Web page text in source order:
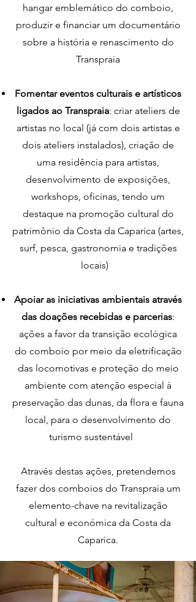
hangar emblemático do comboio,
produzir e financiar um documentário
sobre a história e renascimento do
Transpraia
Fomentar eventos culturais e artísticos
ligados ao Transpraia: criar ateliers de
artistas no local (já com dois artistas e
dois ateliers instalados), criação de
uma residência para artistas,
desenvolvimento de exposições,
workshops, oficinas, tendo um
destaque na promoção cultural do
patrimônio da Costa da Caparica (artes,
surf, pesca, gastronomia e tradições
locais)
Apoiar as iniciativas ambientais através
das doações recebidas e parcerias:
ações a favor da transição ecológica
do comboio por meio da eletrificação
das locomotivas e proteção do meio
ambiente com atenção especial à
preservação das dunas, da flora e fauna
local, para o desenvolvimento do
turismo sustentável
Através destas ações, pretendemos
fazer dos comboios do Transpraia um
elemento-chave na revitalização
cultural e económica da Costa da
Caparica.